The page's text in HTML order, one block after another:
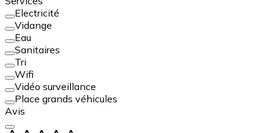
Electricité
Vidange
Eau
Sanitaires
Tri
Wifi
Vidéo surveillance
Place grands véhicules
Avis